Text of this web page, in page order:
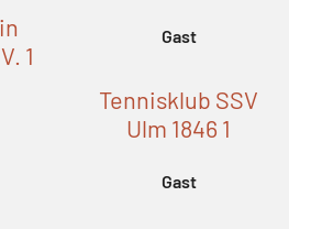
1
Gast
Tennisklub SSV
Ulm 1846 1
Gast